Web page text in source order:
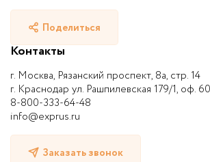
Поделиться
Контакты
г. Москва, Рязанский проспект, 8а, стр. 14
г. Краснодар ул. Рашпилевская 179/1, оф.
8-800-333-64-48
info@exprus.ru
Заказать звонок